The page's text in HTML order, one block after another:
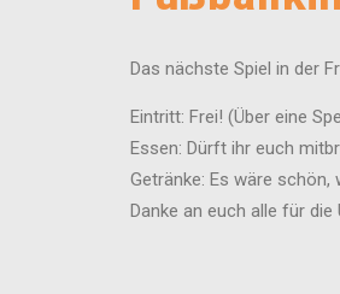
Das nächste Spiel in der
Eintritt: Frei! (Über eine
Essen: Dürft ihr euch
Getränke: Es wäre
Danke an euch alle für